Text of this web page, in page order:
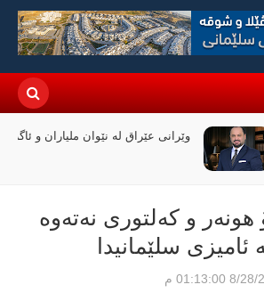
عێراق لە نێوان ملیاران و ئاگردا
هونەر و کەلتوری نەتەوە
ئامیزی سلێمانیدا
01:13:00 م